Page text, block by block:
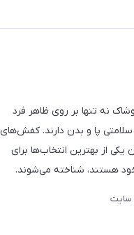
نه تنها بر روی ظاهر فرد
پا و بدن دارند. کفش‌های
از بهترین انتخاب‌ها برای
هستند، شناخته می‌شوند.
سایت